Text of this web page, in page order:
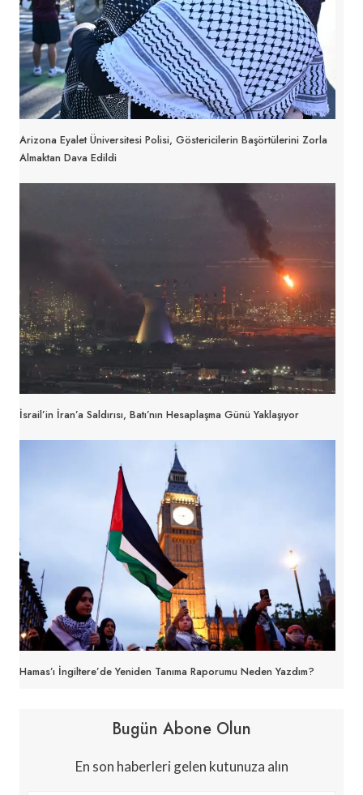
Arizona Eyalet Üniversitesi Polisi, Göstericilerin Başörtülerini Zorla
Almaktan Dava Edildi
İsrail’in İran’a Saldırısı, Batı’nın Hesaplaşma Günü Yaklaşıyor
Hamas’ı İngiltere’de Yeniden Tanıma Raporumu Neden Yazdım?
Bugün Abone Olun
En son haberleri gelen kutunuza alın